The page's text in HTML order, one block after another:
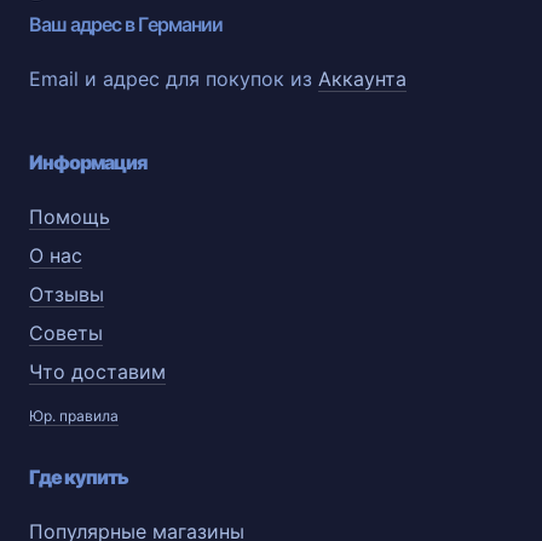
Ваш адрес в Германии
Email и адрес для покупок из Аккаунта
Информация
Помощь
О нас
Отзывы
Советы
Что доставим
Юр. правила
Где купить
Популярные магазины